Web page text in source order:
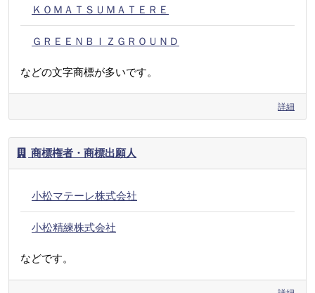
ＫＯＭＡＴＳＵＭＡＴＥＲＥ
ＧＲＥＥＮＢＩＺＧＲＯＵＮＤ
などの文字商標が多いです。
詳細
商標権者・商標出願人
小松マテーレ株式会社
小松精練株式会社
などです。